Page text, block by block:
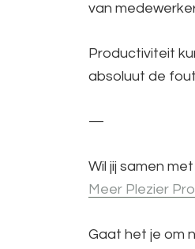
van
Productiviteit
absoluut de
—
Wil jij samen
Meer Plezier
Gaat het je om